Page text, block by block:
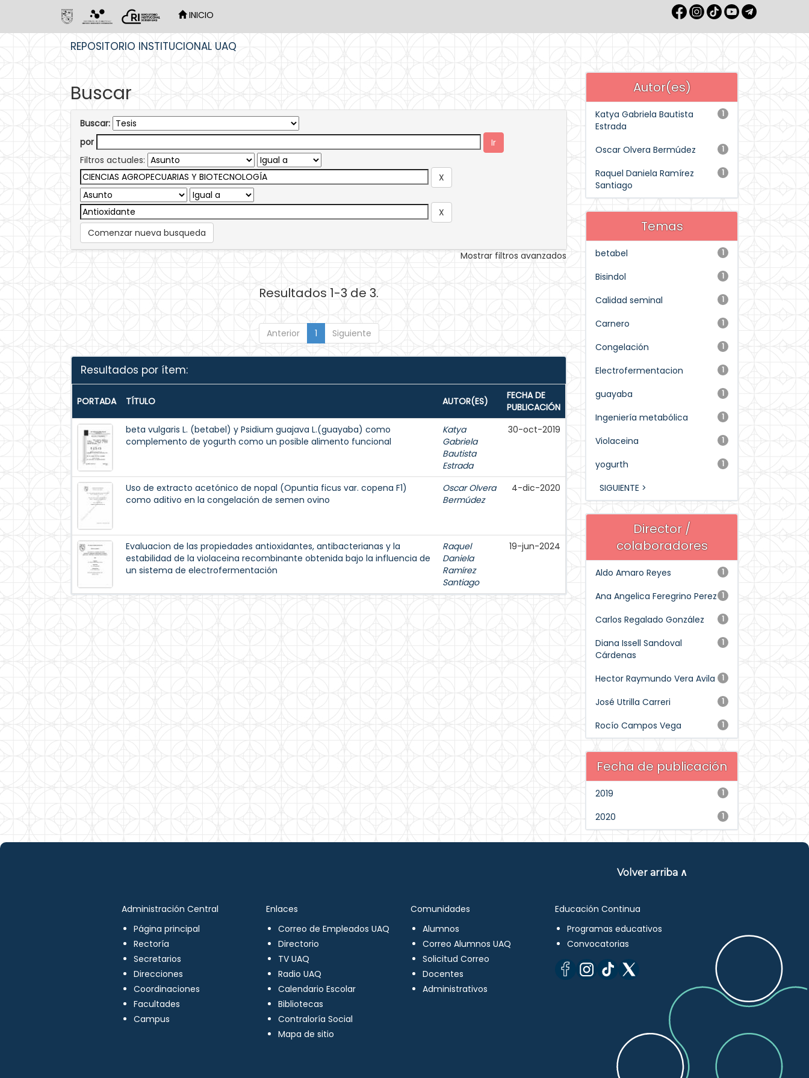
INICIO
REPOSITORIO INSTITUCIONAL UAQ
Buscar
Buscar:
por
Filtros actuales:
Comenzar nueva busqueda
Mostrar filtros avanzados
Resultados 1-3 de 3.
Anterior 1 Siguiente
Resultados por ítem:
PORTADA TÍTULO AUTOR(ES)
FECHA DE
PUBLICACIÓN
beta vulgaris L. (betabel) y Psidium guajava L.(guayaba) como
complemento de yogurth como un posible alimento funcional
Katya
Gabriela
Bautista
Estrada
30-oct-2019
Uso de extracto acetónico de nopal (Opuntia ficus var. copena F1)
como aditivo en la congelación de semen ovino
Oscar Olvera
Bermúdez
4-dic-2020
Evaluacion de las propiedades antioxidantes, antibacterianas y la
estabilidad de la violaceina recombinante obtenida bajo la influencia de
un sistema de electrofermentación
Raquel
Daniela
Ramírez
Santiago
19-jun-2024
Autor(es)
1
Katya Gabriela Bautista
Estrada
1
Oscar Olvera Bermúdez
1
Raquel Daniela Ramírez
Santiago
Temas
1
betabel
1
Bisindol
1
Calidad seminal
1
Carnero
1
Congelación
1
Electrofermentacion
1
guayaba
1
Ingeniería metabólica
1
Violaceina
1
yogurth
SIGUIENTE >
Director /
colaboradores
1
Aldo Amaro Reyes
1
Ana Angelica Feregrino Perez
1
Carlos Regalado González
1
Diana Issell Sandoval
Cárdenas
1
Hector Raymundo Vera Avila
1
José Utrilla Carreri
1
Rocío Campos Vega
Fecha de publicación
1
2019
1
2020
Volver arriba ∧
Administración Central
Página principal
Rectoría
Secretarios
Direcciones
Coordinaciones
Facultades
Campus
Enlaces
Correo de Empleados UAQ
Directorio
TV UAQ
Radio UAQ
Calendario Escolar
Bibliotecas
Contraloría Social
Mapa de sitio
Comunidades
Alumnos
Correo Alumnos UAQ
Solicitud Correo
Docentes
Administrativos
Educación Continua
Programas educativos
Convocatorias